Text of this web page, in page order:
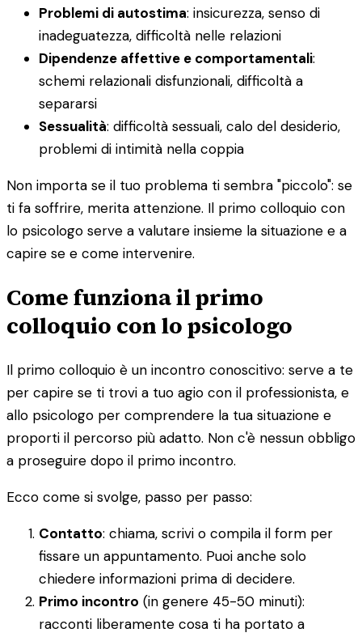
Problemi di autostima: insicurezza, senso di
inadeguatezza, difficoltà nelle relazioni
Dipendenze affettive e comportamentali:
schemi relazionali disfunzionali, difficoltà a
separarsi
Sessualità: difficoltà sessuali, calo del desiderio,
problemi di intimità nella coppia
Non importa se il tuo problema ti sembra "piccolo": se
ti fa soffrire, merita attenzione. Il primo colloquio con
lo psicologo serve a valutare insieme la situazione e a
capire se e come intervenire.
Come funziona il primo
colloquio con lo psicologo
Il primo colloquio è un incontro conoscitivo: serve a te
per capire se ti trovi a tuo agio con il professionista, e
allo psicologo per comprendere la tua situazione e
proporti il percorso più adatto. Non c'è nessun obbligo
a proseguire dopo il primo incontro.
Ecco come si svolge, passo per passo:
Contatto: chiama, scrivi o compila il form per
fissare un appuntamento. Puoi anche solo
chiedere informazioni prima di decidere.
Primo incontro (in genere 45-50 minuti):
racconti liberamente cosa ti ha portato a